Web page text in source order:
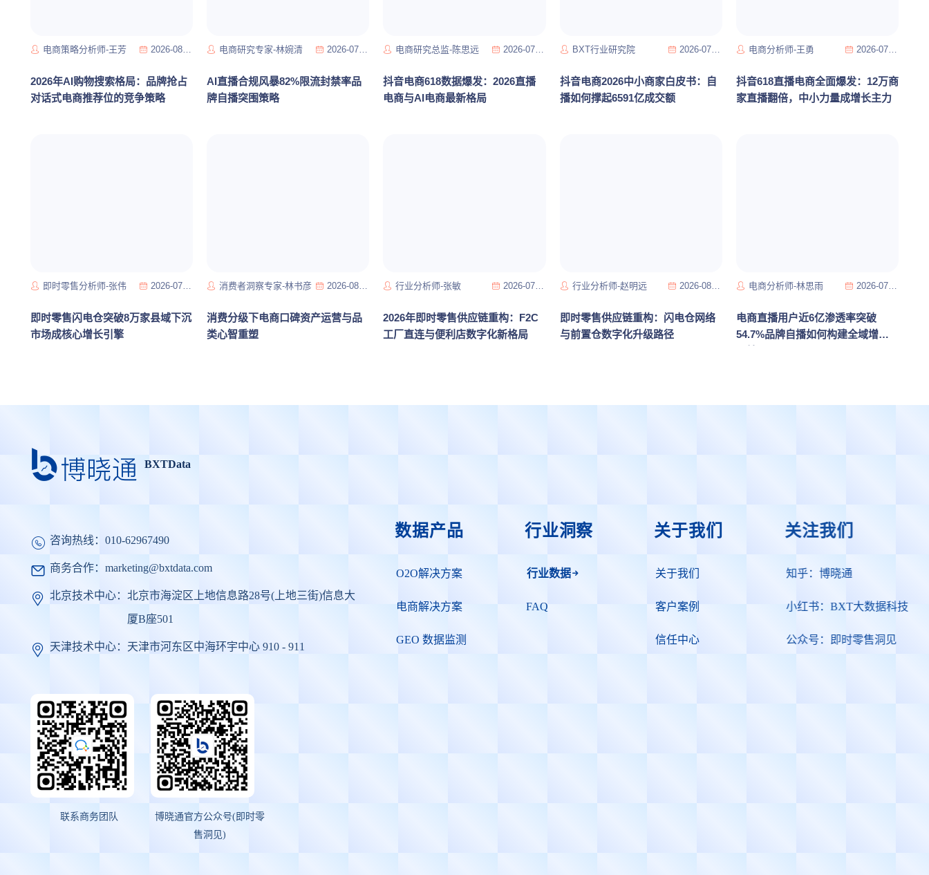
电商策略分析师-王芳 2026-08-08
2026年AI购物搜索格局：品牌抢占
对话式电商推荐位的竞争策略
电商研究专家-林婉清 2026-07-29
AI直播合规风暴82%限流封禁率品
牌自播突围策略
电商研究总监-陈思远 2026-07-20
抖音电商618数据爆发：2026直播
电商与AI电商最新格局
BXT行业研究院 2026-07-17
抖音电商2026中小商家白皮书：自
播如何撑起6591亿成交额
电商分析师-王勇 2026-07-16
抖音618直播电商全面爆发：12万商
家直播翻倍，中小力量成增长主力
即时零售分析师-张伟 2026-07-15
即时零售闪电仓突破8万家县域下沉
市场成核心增长引擎
消费者洞察专家-林书彦 2026-08-06
消费分级下电商口碑资产运营与品
类心智重塑
行业分析师-张敏 2026-07-23
2026年即时零售供应链重构：F2C
工厂直连与便利店数字化新格局
行业分析师-赵明远 2026-08-03
即时零售供应链重构：闪电仓网络
与前置仓数字化升级路径
电商分析师-林思雨 2026-07-21
电商直播用户近6亿渗透率突破
54.7%品牌自播如何构建全域增长
BXTData
咨询热线： 010-62967490
商务合作： marketing@bxtdata.com
北京技术中心： 北京市海淀区上地信息路28号(上地三街)信息大
厦B座501
天津技术中心： 天津市河东区中海环宇中心 910 - 911
联系商务团队
博晓通官方公众号(即时零
售洞见)
数据产品
O2O解决方案
电商解决方案
GEO 数据监测
行业洞察
行业数据
FAQ
关于我们
关于我们
客户案例
信任中心
关注我们
知乎：博晓通
小红书：BXT大数据科技
公众号：即时零售洞见